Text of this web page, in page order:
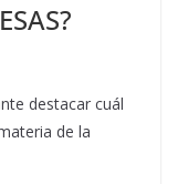
destacar cuál
de la